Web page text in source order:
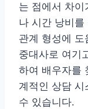
는 점에서 차이
나 시간 낭비
관계 형성에 도
중대사로 여기
하여 배우자를
계적인 상담 시
수 있습니다.